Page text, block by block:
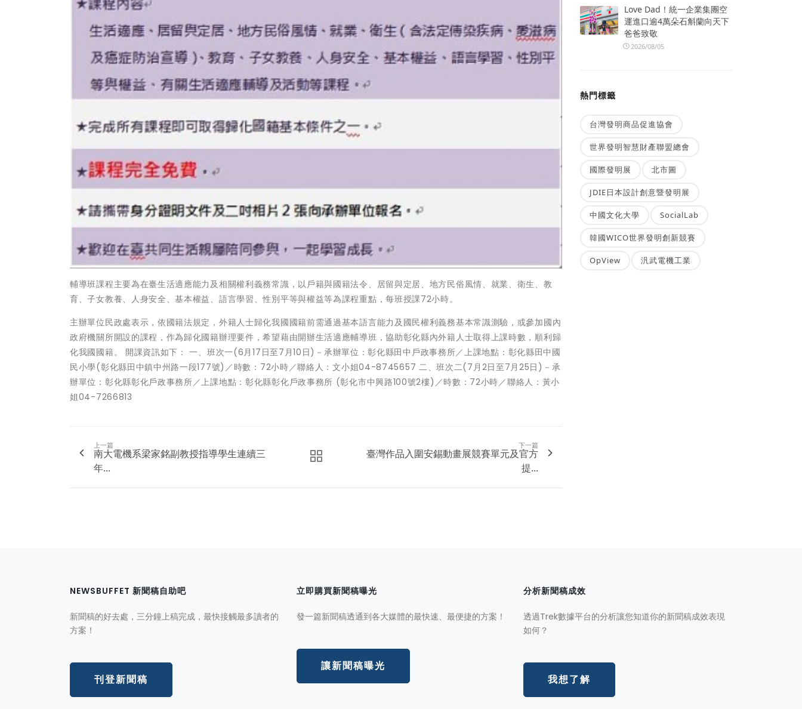
輔導班課程主要為在臺生活適應能力及相關權利義務常識，以戶籍與國籍法令、居留與定居、地方民俗風情、就業、衛生、教
育、子女教養、人身安全、基本權益、語言學習、性別平等與權益等為課程重點，每班授課72小時。
主辦單位民政處表示，依國籍法規定，外籍人士歸化我國國籍前需通過基本語言能力及國民權利義務基本常識測驗，或參加國內
政府機關所開設的課程，作為歸化國籍辦理要件，希望藉由開辦生活適應輔導班，協助彰化縣內外籍人士取得上課時數，順利歸
化我國國籍。 開課資訊如下： 一、班次一(6月17日至7月10日)－承辦單位：彰化縣田中戶政事務所／上課地點：彰化縣田中國
民小學(彰化縣田中鎮中州路一段177號)／時數：72小時／聯絡人：文小姐04-8745657 二、班次二(7月2日至7月25日)－承
辦單位：彰化縣彰化戶政事務所／上課地點：彰化縣彰化戶政事務所 (彰化市中興路100號2樓)／時數：72小時／聯絡人：黃小
姐04-7266813
上一篇
南大電機系梁家銘副教授指導學生連續三
年...
下一篇
臺灣作品入圍安錫動畫展競賽單元及官方
提...
Love Dad！統一企業集團空
運進口逾4萬朵石斛蘭向天下
爸爸致敬
2026/08/05
熱門標籤
台灣發明商品促進協會
世界發明智慧財產聯盟總會
國際發明展 北市圖
JDIE日本設計創意暨發明展
中國文化大學 SocialLab
韓國WICO世界發明創新競賽
OpView 汎武電機工業
NEWSBUFFET 新聞稿自助吧
新聞稿的好去處，三分鐘上稿完成，最快接觸最多讀者的
方案！
刊登新聞稿
立即購買新聞稿曝光
發一篇新聞稿透通到各大媒體的最快速、最便捷的方案！
讓新聞稿曝光
分析新聞稿成效
透過Trek數據平台的分析讓您知道你的新聞稿成效表現
如何？
我想了解